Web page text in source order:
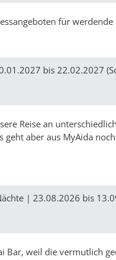
für
bis 22.02.2027
Reise an
aber aus MyAida
| 23.08.2026 bis
Bar, weil die vermutlich